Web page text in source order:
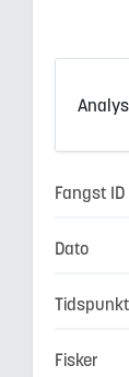
Fangst ID
Dato
Tidspunkt
Fisker